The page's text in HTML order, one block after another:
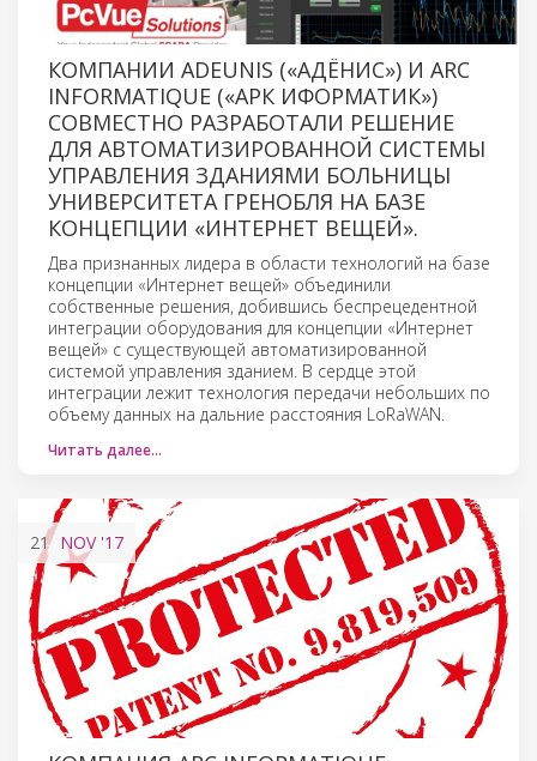
КОМПАНИИ ADEUNIS («АДЁНИС») И ARC
INFORMATIQUE («АРК ИФОРМАТИК»)
СОВМЕСТНО РАЗРАБОТАЛИ РЕШЕНИЕ
ДЛЯ АВТОМАТИЗИРОВАННОЙ СИСТЕМЫ
УПРАВЛЕНИЯ ЗДАНИЯМИ БОЛЬНИЦЫ
УНИВЕРСИТЕТА ГРЕНОБЛЯ НА БАЗЕ
КОНЦЕПЦИИ «ИНТЕРНЕТ ВЕЩЕЙ».
Два признанных лидера в области технологий на базе
концепции «Интернет вещей» объединили
собственные решения, добившись беспрецедентной
интеграции оборудования для концепции «Интернет
вещей» с существующей автоматизированной
системой управления зданием. В сердце этой
интеграции лежит технология передачи небольших по
объему данных на дальние расстояния LoRaWAN.
Читать далее…
21 NOV'17